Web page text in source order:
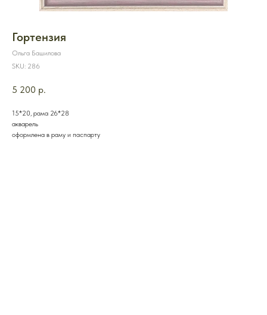
Гортензия
Ольга Башилова
SKU: 286
5 200 р.
15*20, рама 26*28
акварель
оформлена в раму и паспарту